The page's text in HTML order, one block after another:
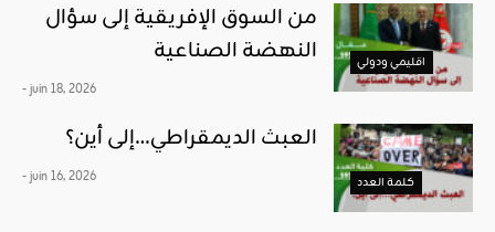
اقليمي ودولي
من السوق الإفريقية إلى سؤال
النهضة الصناعية
- juin 18, 2026
كلمة العدد
العبث الديمقراطي…إلى أين؟
- juin 16, 2026